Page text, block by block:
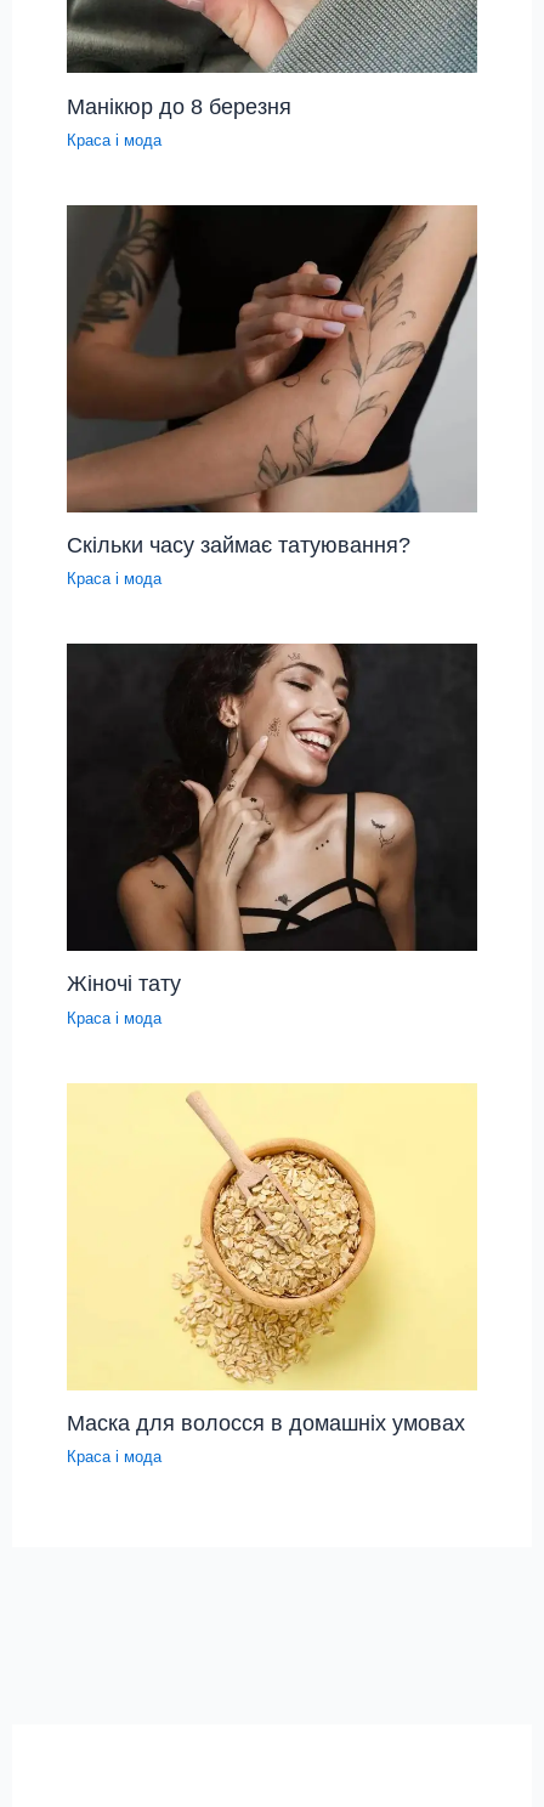
Манікюр до 8 березня
Краса і мода
Скільки часу займає татуювання?
Краса і мода
Жіночі тату
Краса і мода
Маска для волосся в домашніх умовах
Краса і мода